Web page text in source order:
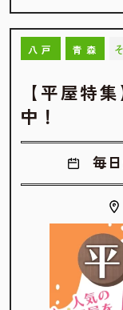
八戸 青森
【平屋特
中！
毎